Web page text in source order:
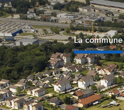
La commune